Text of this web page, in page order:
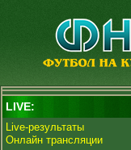
LIVE:
Live-результаты
Онлайн трансляции